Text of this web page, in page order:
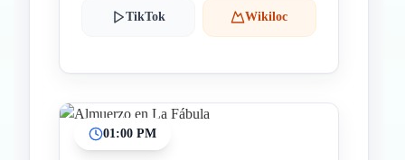
TikTok Wikiloc
01:00 PM